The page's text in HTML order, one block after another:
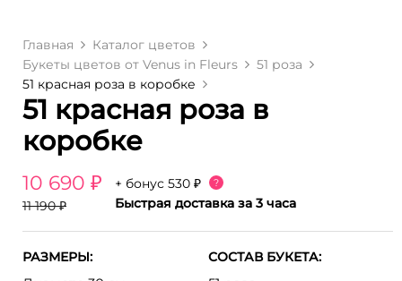
Главная
Каталог цветов
Букеты цветов от Venus in Fleurs
51 роза
51 красная роза в коробке
51 красная роза в
коробке
10 690 ₽
11 190 ₽
+ бонус 530 ₽ ?
Быстрая доставка за 3 часа
РАЗМЕРЫ: СОСТАВ БУКЕТА: